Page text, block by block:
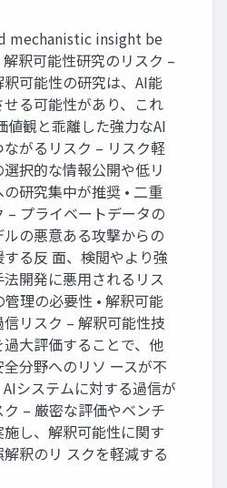
mechanistic insight be
釈可能性研究のリスク –
可能性の研究は、AI能
る可能性があり、これ
値観と乖離した強力なAI
ながるリスク – リスク軽
択的な情報公開や低リ
研究集中が推奨 • 二重
– プライベートデータの
の悪意ある攻撃からの
る反 面、検閲やより強
開発に悪用されるリス
管理の必要性 • 解釈可能
リスク – 解釈可能性技
大評価することで、他
分野へのリソ ースが不
システムに対する過信が
– 厳密な評価やベンチ
し、解釈可能性に関す
釈のリ スクを軽減する